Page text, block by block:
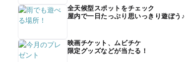
全天候型スポットをチェック
屋内で一日たっぷり思いっきり遊ぼう♪
映画チケット、ムビチケ
限定グッズなどが当たる！